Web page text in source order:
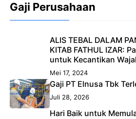
Gaji Perusahaan
ALIS TEBAL DALAM
KITAB FATHUL IZAR:
untuk Kecantikan
Mei 17, 2024
Gaji PT Elnusa Tbk
Juli 28, 2026
Hari Baik untuk